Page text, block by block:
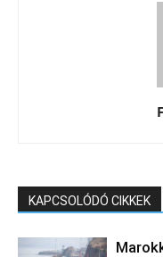
KAPCSOLÓDÓ CIKKEK